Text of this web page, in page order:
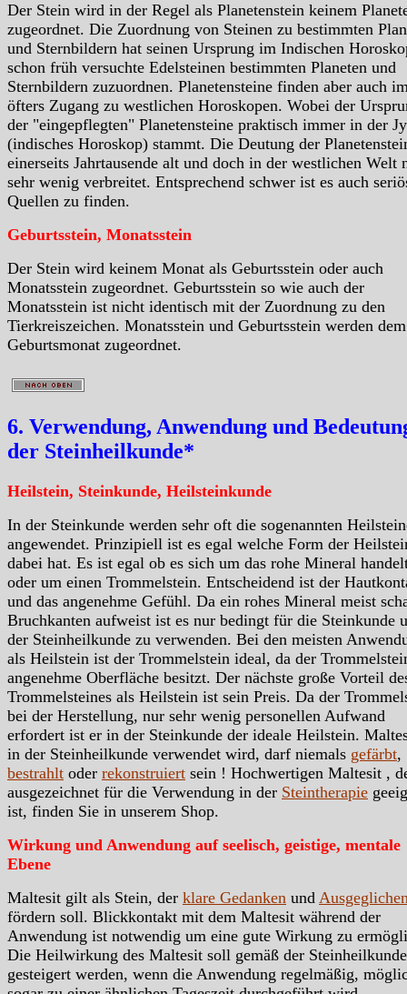
Der Stein wird in der Regel als Planetenstein keinem
zugeordnet. Die Zuordnung von Steinen zu bestimmten
und Sternbildern hat seinen Ursprung im Indischen
schon früh versuchte Edelsteinen bestimmten Planeten und
Sternbildern zuzuordnen. Planetensteine finden aber auch
öfters Zugang zu westlichen Horoskopen. Wobei der
der "eingepflegten" Planetensteine praktisch immer in der
(indisches Horoskop) stammt. Die Deutung der
einerseits Jahrtausende alt und doch in der westlichen Welt
sehr wenig verbreitet. Entsprechend schwer ist es auch
Quellen zu finden.
Geburtsstein, Monatsstein
Der Stein wird keinem Monat als Geburtsstein oder auch
Monatsstein zugeordnet. Geburtsstein so wie auch der
Monatsstein ist nicht identisch mit der Zuordnung zu den
Tierkreiszeichen. Monatsstein und Geburtsstein werden dem
Geburtsmonat zugeordnet.
6. Verwendung, Anwendung und
der Steinheilkunde*
Heilstein, Steinkunde, Heilsteinkunde
In der Steinkunde werden sehr oft die sogenannten
angewendet. Prinzipiell ist es egal welche Form der
dabei hat. Es ist egal ob es sich um das rohe Mineral
oder um einen Trommelstein. Entscheidend ist der
und das angenehme Gefühl. Da ein rohes Mineral meist
Bruchkanten aufweist ist es nur bedingt für die Steinkunde
der Steinheilkunde zu verwenden. Bei den meisten
als Heilstein ist der Trommelstein ideal, da der
angenehme Oberfläche besitzt. Der nächste große Vorteil
Trommelsteines als Heilstein ist sein Preis. Da der
bei der Herstellung, nur sehr wenig personellen Aufwand
erfordert ist er in der Steinkunde der ideale Heilstein.
in der Steinheilkunde verwendet wird, darf niemals gefärbt,
bestrahlt oder rekonstruiert sein ! Hochwertigen Maltesit ,
ausgezeichnet für die Verwendung in der Steintherapie
ist, finden Sie in unserem Shop.
Wirkung und Anwendung auf seelisch, geistige, mentale
Ebene
Maltesit gilt als Stein, der klare Gedanken und
fördern soll. Blickkontakt mit dem Maltesit während der
Anwendung ist notwendig um eine gute Wirkung zu
Die Heilwirkung des Maltesit soll gemäß der
gesteigert werden, wenn die Anwendung regelmäßig,